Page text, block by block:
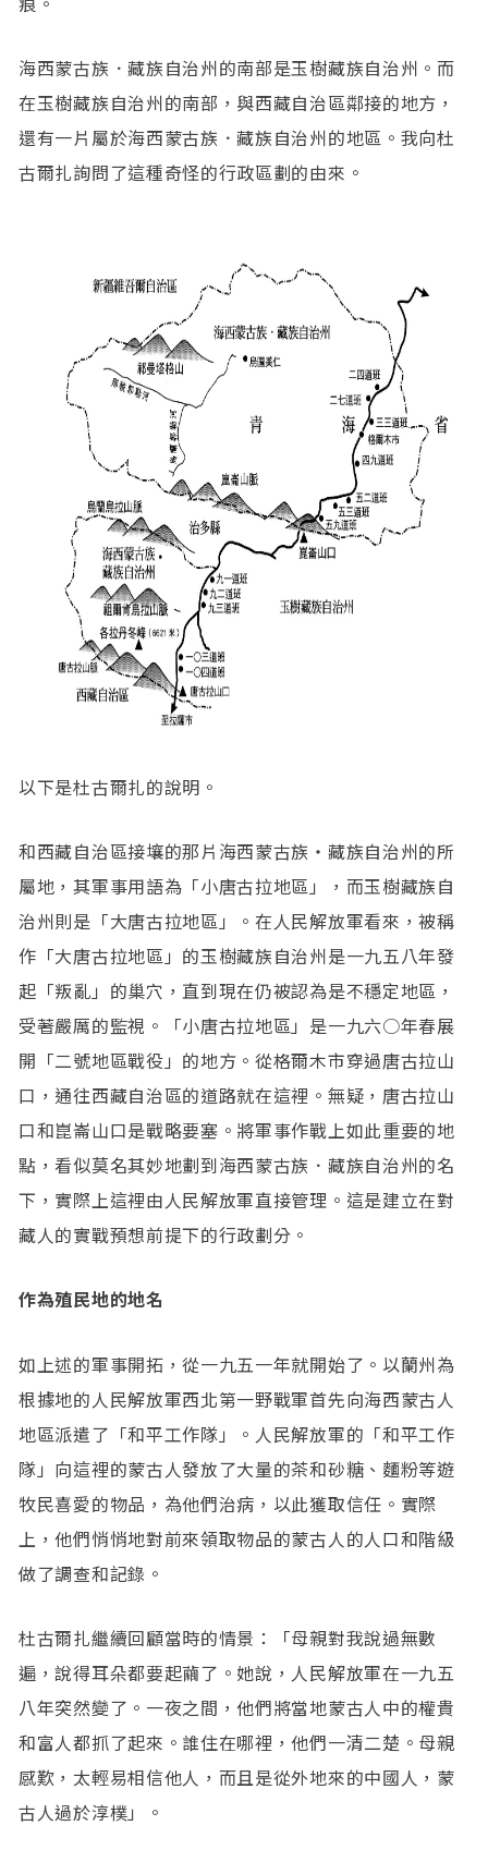
海西蒙古族．藏族自治州的南部是玉樹藏族自治州。而
在玉樹藏族自治州的南部，與西藏自治區鄰接的地方，
還有一片屬於海西蒙古族．藏族自治州的地區。我向杜
古爾扎詢問了這種奇怪的行政區劃的由來。
以下是杜古爾扎的說明。
和西藏自治區接壤的那片海西蒙古族・藏族自治州的所
屬地，其軍事用語為「小唐古拉地區」，而玉樹藏族自
治州則是「大唐古拉地區」。在人民解放軍看來，被稱
作「大唐古拉地區」的玉樹藏族自治州是一九五八年發
起「叛亂」的巢穴，直到現在仍被認為是不穩定地區，
受著嚴厲的監視。「小唐古拉地區」是一九六○年春展
開「二號地區戰役」的地方。從格爾木市穿過唐古拉山
口，通往西藏自治區的道路就在這裡。無疑，唐古拉山
口和崑崙山口是戰略要塞。將軍事作戰上如此重要的地
點，看似莫名其妙地劃到海西蒙古族．藏族自治州的名
下，實際上這裡由人民解放軍直接管理。這是建立在對
藏人的實戰預想前提下的行政劃分。
作為殖民地的地名
如上述的軍事開拓，從一九五一年就開始了。以蘭州為
根據地的人民解放軍西北第一野戰軍首先向海西蒙古人
地區派遣了「和平工作隊」。人民解放軍的「和平工作
隊」向這裡的蒙古人發放了大量的茶和砂糖、麵粉等遊
牧民喜愛的物品，為他們治病，以此獲取信任。實際
上，他們悄悄地對前來領取物品的蒙古人的人口和階級
做了調查和記錄。
杜古爾扎繼續回顧當時的情景：「母親對我說過無數
遍，說得耳朵都要起繭了。她說，人民解放軍在一九五
八年突然變了。一夜之間，他們將當地蒙古人中的權貴
和富人都抓了起來。誰住在哪裡，他們一清二楚。母親
感歎，太輕易相信他人，而且是從外地來的中國人，蒙
古人過於淳樸」。